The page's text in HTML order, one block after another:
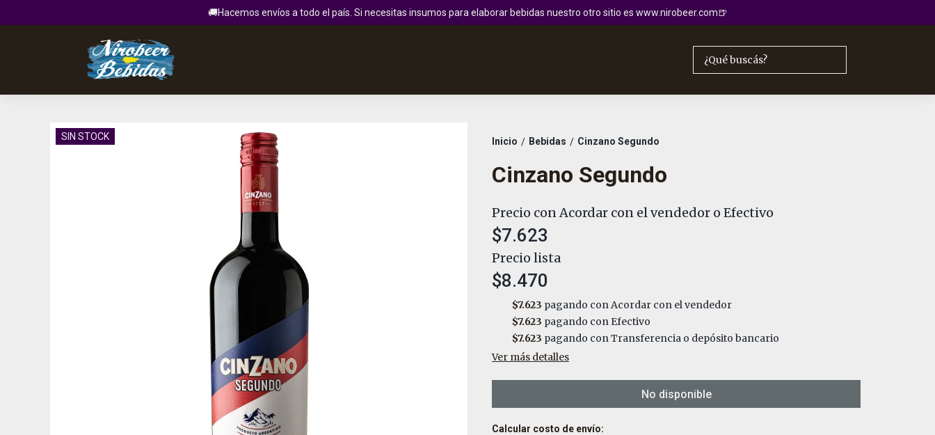
🚚Hacemos envíos a todo el país. Si necesitas insumos para elaborar bebidas nuestro otro sitio es www.nirobeer.com🍺
SIN STOCK Inicio / Bebidas / Cinzano Segundo
Cinzano Segundo
Precio con Acordar con el vendedor o Efectivo
$7.623
Precio lista
$8.470
$7.623 pagando con Acordar con el vendedor
$7.623 pagando con Efectivo
$7.623 pagando con Transferencia o depósito bancario
Ver más detalles
No disponible
Calcular costo de envío: